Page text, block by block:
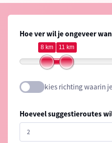
Hoe ver wil je ongeveer
8 km 11 km
kies richting waarin
Hoeveel suggestieroutes